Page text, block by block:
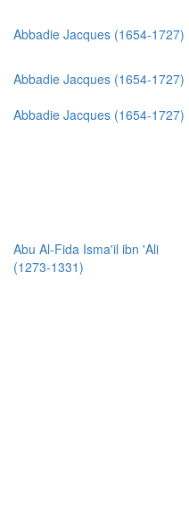
Abbadie Jacques (1654-1727)
Abbadie Jacques (1654-1727)
Abbadie Jacques (1654-1727)
Abu Al-Fida Isma'il ibn 'Ali
(1273-1331)